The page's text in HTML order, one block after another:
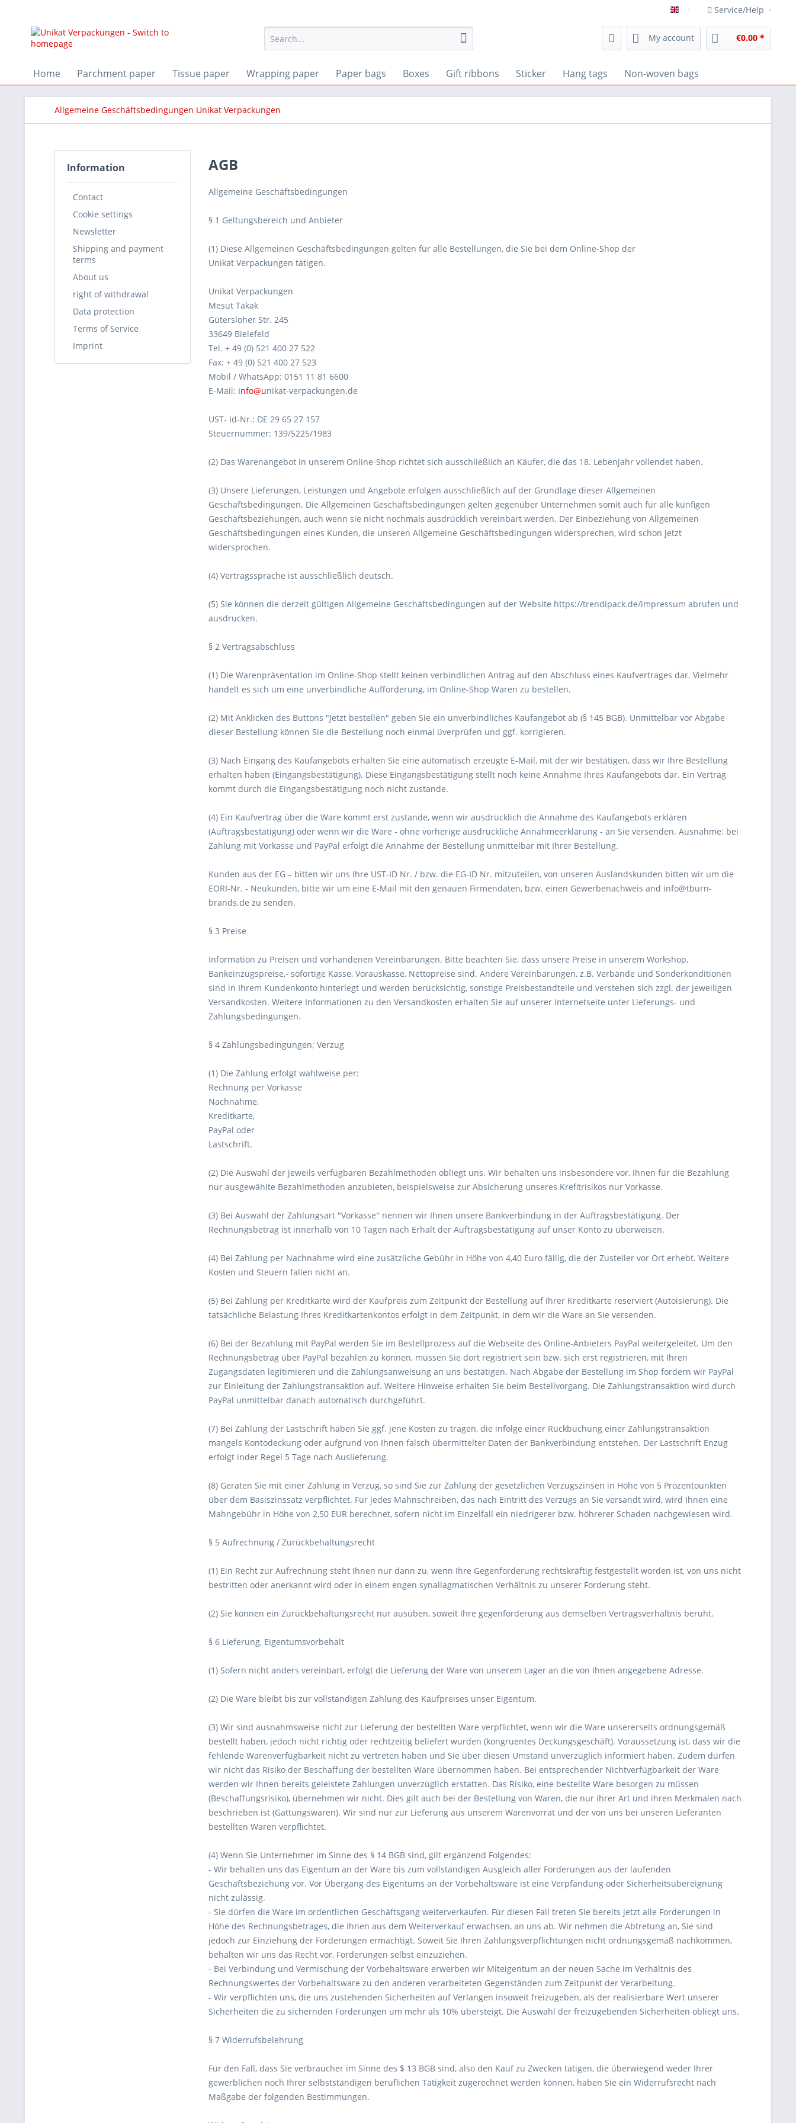
Unique packaging - Englisch
Service/Help
My account €0.00 *
Home Parchment paper Tissue paper Wrapping paper Paper bags Boxes Gift ribbons Sticker Hang tags Non-woven bags
Allgemeine Geschäftsbedingungen Unikat Verpackungen
Information
Contact
Cookie settings
Newsletter
Shipping and payment
terms
About us
right of withdrawal
Data protection
Terms of Service
Imprint
AGB
Allgemeine Geschäftsbedingungen
§ 1 Geltungsbereich und Anbieter
(1) Diese Allgemeinen Geschäftsbedingungen gelten für alle Bestellungen, die Sie bei dem Online-Shop der
Unikat Verpackungen tätigen.
Unikat Verpackungen
Mesut Takak
Gütersloher Str. 245
33649 Bielefeld
Tel. + 49 (0) 521 400 27 522
Fax: + 49 (0) 521 400 27 523
Mobil / WhatsApp: 0151 11 81 6600
E-Mail: info@unikat-verpackungen.de
UST- Id-Nr.: DE 29 65 27 157
Steuernummer: 139/5225/1983
(2) Das Warenangebot in unserem Online-Shop richtet sich ausschließlich an Käufer, die das 18. Lebenjahr vollendet haben.
(3) Unsere Lieferungen, Leistungen und Angebote erfolgen ausschließlich auf der Grundlage dieser Allgemeinen
Geschäftsbedingungen. Die Allgemeinen Geschäftsbedingungen gelten gegenüber Unternehmen somit auch für alle künfigen
Geschäftsbeziehungen, auch wenn sie nicht nochmals ausdrücklich vereinbart werden. Der Einbeziehung von Allgemeinen
Geschäftsbedingungen eines Kunden, die unseren Allgemeine Geschäftsbedingungen widersprechen, wird schon jetzt
widersprochen.
(4) Vertragssprache ist ausschließlich deutsch.
(5) Sie können die derzeit gültigen Allgemeine Geschäftsbedingungen auf der Website https://trendipack.de/impressum abrufen und
ausdrucken.
§ 2 Vertragsabschluss
(1) Die Warenpräsentation im Online-Shop stellt keinen verbindlichen Antrag auf den Abschluss eines Kaufvertrages dar. Vielmehr
handelt es sich um eine unverbindliche Aufforderung, im Online-Shop Waren zu bestellen.
(2) Mit Anklicken des Buttons "Jetzt bestellen" geben Sie ein unverbindliches Kaufangebot ab (§ 145 BGB). Unmittelbar vor Abgabe
dieser Bestellung können Sie die Bestellung noch einmal üverprüfen und ggf. korrigieren.
(3) Nach Eingang des Kaufangebots erhalten Sie eine automatisch erzeugte E-Mail, mit der wir bestätigen, dass wir Ihre Bestellung
erhalten haben (Eingangsbestätigung). Diese Eingangsbestätigung stellt noch keine Annahme Ihres Kaufangebots dar. Ein Vertrag
kommt durch die Eingangsbestätigung noch nicht zustande.
(4) Ein Kaufvertrag über die Ware kommt erst zustande, wenn wir ausdrücklich die Annahme des Kaufangebots erklären
(Auftragsbestätigung) oder wenn wir die Ware - ohne vorherige ausdrückliche Annahmeerklärung - an Sie versenden. Ausnahme: bei
Zahlung mit Vorkasse und PayPal erfolgt die Annahme der Bestellung unmittelbar mit Ihrer Bestellung.
Kunden aus der EG – bitten wir uns Ihre UST-ID Nr. / bzw. die EG-ID Nr. mitzuteilen, von unseren Auslandskunden bitten wir um die
EORI-Nr. - Neukunden, bitte wir um eine E-Mail mit den genauen Firmendaten, bzw. einen Gewerbenachweis and info@tburn-
brands.de zu senden.
§ 3 Preise
Information zu Preisen und vorhandenen Vereinbarungen. Bitte beachten Sie, dass unsere Preise in unserem Workshop,
Bankeinzugspreise,- sofortige Kasse, Vorauskasse, Nettopreise sind. Andere Vereinbarungen, z.B. Verbände und Sonderkonditionen
sind in Ihrem Kundenkonto hinterlegt und werden berücksichtig, sonstige Preisbestandteile und verstehen sich zzgl. der jeweiligen
Versandkosten. Weitere Informationen zu den Versandkosten erhalten Sie auf unserer Internetseite unter Lieferungs- und
Zahlungsbedingungen.
§ 4 Zahlungsbedingungen; Verzug
(1) Die Zahlung erfolgt wahlweise per:
Rechnung per Vorkasse
Nachnahme,
Kreditkarte,
PayPal oder
Lastschrift.
(2) Die Auswahl der jeweils verfügbaren Bezahlmethoden obliegt uns. Wir behalten uns insbesondere vor, Ihnen für die Bezahlung
nur ausgewählte Bezahlmethoden anzubieten, beispielsweise zur Absicherung unseres Krefitrisikos nur Vorkasse.
(3) Bei Auswahl der Zahlungsart "Vorkasse" nennen wir Ihnen unsere Bankverbindung in der Auftragsbestätigung. Der
Rechnungsbetrag ist innerhalb von 10 Tagen nach Erhalt der Auftragsbestätigung auf unser Konto zu überweisen.
(4) Bei Zahlung per Nachnahme wird eine zusätzliche Gebühr in Höhe von 4,40 Euro fällig, die der Zusteller vor Ort erhebt. Weitere
Kosten und Steuern fallen nicht an.
(5) Bei Zahlung per Kreditkarte wird der Kaufpreis zum Zeitpunkt der Bestellung auf Ihrer Kreditkarte reserviert (Autoisierung). Die
tatsächliche Belastung Ihres Kreditkartenkontos erfolgt in dem Zeitpunkt, in dem wir die Ware an Sie versenden.
(6) Bei der Bezahlung mit PayPal werden Sie im Bestellprozess auf die Webseite des Online-Anbieters PayPal weitergeleitet. Um den
Rechnungsbetrag über PayPal bezahlen zu können, müssen Sie dort registriert sein bzw. sich erst registrieren, mit Ihren
Zugangsdaten legitimieren und die Zahlungsanweisung an uns bestätigen. Nach Abgabe der Bestellung im Shop fordern wir PayPal
zur Einleitung der Zahlungstransaktion auf. Weitere Hinweise erhalten Sie beim Bestellvorgang. Die Zahlungstransaktion wird durch
PayPal unmittelbar danach automatisch durchgeführt.
(7) Bei Zahlung der Lastschrift haben Sie ggf. jene Kosten zu tragen, die infolge einer Rückbuchung einer Zahlungstransaktion
mangels Kontodeckung oder aufgrund von Ihnen falsch übermittelter Daten der Bankverbindung entstehen. Der Lastschrift Enzug
erfolgt inder Regel 5 Tage nach Auslieferung.
(8) Geraten Sie mit einer Zahlung in Verzug, so sind Sie zur Zahlung der gesetzlichen Verzugszinsen in Höhe von 5 Prozentounkten
über dem Basiszinssatz verpflichtet. Für jedes Mahnschreiben, das nach Eintritt des Verzugs an Sie versandt wird, wird Ihnen eine
Mahngebühr in Höhe von 2,50 EUR berechnet, sofern nicht im Einzelfall ein niedrigerer bzw. höhrerer Schaden nachgewiesen wird.
§ 5 Aufrechnung / Zurückbehaltungsrecht
(1) Ein Recht zur Aufrechnung steht Ihnen nur dann zu, wenn Ihre Gegenforderung rechtskräftig festgestellt worden ist, von uns nicht
bestritten oder anerkannt wird oder in einem engen synallagmatischen Verhältnis zu unserer Forderung steht.
(2) Sie können ein Zurückbehaltungsrecht nur ausüben, soweit Ihre gegenforderung aus demselben Vertragsverhältnis beruht.
§ 6 Lieferung, Eigentumsvorbehalt
(1) Sofern nicht anders vereinbart, erfolgt die Lieferung der Ware von unserem Lager an die von Ihnen angegebene Adresse.
(2) Die Ware bleibt bis zur vollständigen Zahlung des Kaufpreises unser Eigentum.
(3) Wir sind ausnahmsweise nicht zur Lieferung der bestellten Ware verpflichtet, wenn wir die Ware unsererseits ordnungsgemäß
bestellt haben, jedoch nicht richtig oder rechtzeitig beliefert wurden (kongruentes Deckungsgeschäft). Voraussetzung ist, dass wir die
fehlende Warenverfügbarkeit nicht zu vertreten haben und Sie über diesen Umstand unverzüglich informiert haben. Zudem dürfen
wir nicht das Risiko der Beschaffung der bestellten Ware übernommen haben. Bei entsprechender Nichtverfügbarkeit der Ware
werden wir Ihnen bereits geleistete Zahlungen unverzüglich erstatten. Das Risiko, eine bestellte Ware besorgen zu müssen
(Beschaffungsrisiko), übernehmen wir nicht. Dies gilt auch bei der Bestellung von Waren, die nur ihrer Art und ihren Merkmalen nach
beschrieben ist (Gattungswaren). Wir sind nur zur Lieferung aus unserem Warenvorrat und der von uns bei unseren Lieferanten
bestellten Waren verpflichtet.
(4) Wenn Sie Unternehmer im Sinne des § 14 BGB sind, gilt ergänzend Folgendes:
- Wir behalten uns das Eigentum an der Ware bis zum vollständigen Ausgleich aller Forderungen aus der laufenden
Geschäftsbeziehung vor. Vor Übergang des Eigentums an der Vorbehaltsware ist eine Verpfändung oder Sicherheitsübereignung
nicht zulässig.
- Sie dürfen die Ware im ordentlichen Geschäftsgang weiterverkaufen. Für diesen Fall treten Sie bereits jetzt alle Forderungen in
Höhe des Rechnungsbetrages, die Ihnen aus dem Weiterverkauf erwachsen, an uns ab. Wir nehmen die Abtretung an, Sie sind
jedoch zur Einziehung der Forderungen ermächtigt. Soweit Sie Ihren Zahlungsverpflichtungen nicht ordnungsgemäß nachkommen,
behalten wir uns das Recht vor, Forderungen selbst einzuziehen.
- Bei Verbindung und Vermischung der Vorbehaltsware erwerben wir Miteigentum an der neuen Sache im Verhältnis des
Rechnungswertes der Vorbehaltsware zu den anderen verarbeiteten Gegenständen zum Zeitpunkt der Verarbeitung.
- Wir verpflichten uns, die uns zustehenden Sicherheiten auf Verlangen insoweit freizugeben, als der realisierbare Wert unserer
Sicherheiten die zu sichernden Forderungen um mehr als 10% übersteigt. Die Auswahl der freizugebenden Sicherheiten obliegt uns.
§ 7 Widerrufsbelehrung
Für den Fall, dass Sie verbraucher im Sinne des $ 13 BGB sind, also den Kauf zu Zwecken tätigen, die überwiegend weder Ihrer
gewerblichen noch Ihrer selbstständigen beruflichen Tätigkeit zugerechnet werden können, haben Sie ein Widerrufsrecht nach
Maßgabe der folgenden Bestimmungen.